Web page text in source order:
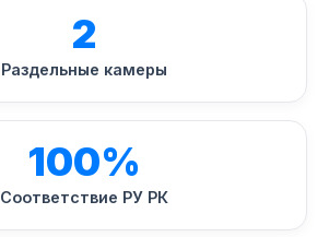
2
Раздельные камеры
100%
Соответствие РУ РК